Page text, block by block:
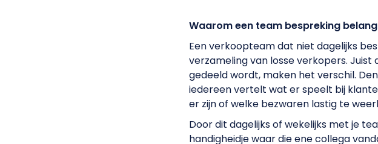
Waarom een team bespreking
Een verkoopteam dat niet dagelijks
verzameling van losse verkopers.
gedeeld wordt, maken het verschil.
iedereen vertelt wat er speelt bij
er zijn of welke bezwaren lastig te
Door dit dagelijks of wekelijks met je
handigheidje waar die ene collega